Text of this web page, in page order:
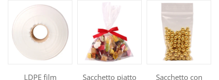
LDPE film
Sacchetto piatto
Sacchetto con